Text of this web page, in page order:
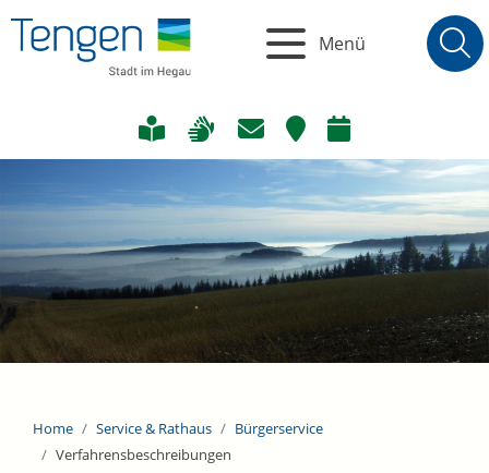
Menü
Home Service & Rathaus
Bürgerservice
Verfahrensbeschreibungen